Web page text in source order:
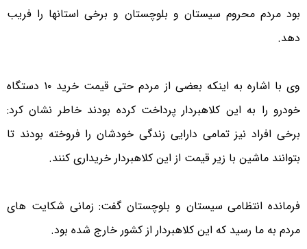
بود مردم محروم سیستان و بلوچستان و برخی استانها را فریب
دهد.
وی با اشاره به اینکه بعضی از مردم حتی قیمت خرید ۱۰ دستگاه
خودرو را به این کلاهبردار پرداخت کرده بودند خاطر نشان کرد:
برخی افراد نیز تمامی دارایی زندگی خودشان را فروخته بودند تا
بتوانند ماشین با زیر قیمت از این کلاهبردار خریداری کنند.
فرمانده انتظامی سیستان و بلوچستان گفت: زمانی شکایت های
مردم به ما رسید که این کلاهبردار از کشور خارج شده بود.